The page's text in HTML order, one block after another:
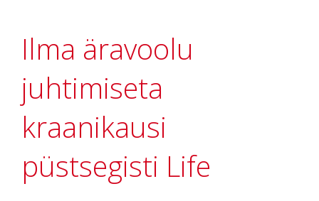
Ilma äravoolu
juhtimiseta
kraanikausi
püstsegisti Life